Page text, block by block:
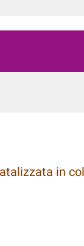
in